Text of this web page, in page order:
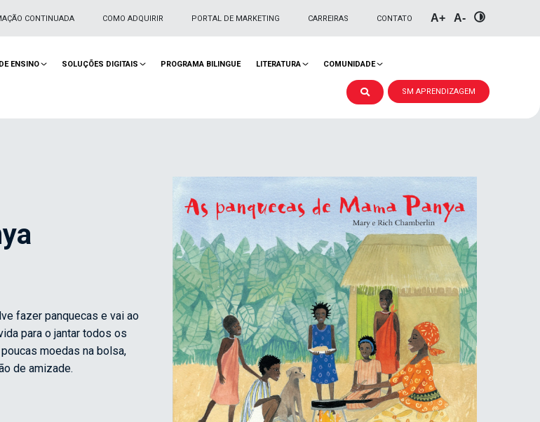
CONTINUADA COMO ADQUIRIR PORTAL DE MARKETING CARREIRAS CONTATO A+ A-
ENSINO SOLUÇÕES DIGITAIS PROGRAMA BILINGUE LITERATURA COMUNIDADE
SM APRENDIZAGEM
fazer panquecas e vai ao
para o jantar todos os
moedas na bolsa,
de amizade.